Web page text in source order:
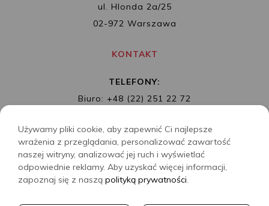
ul. Hlonda 2a/25
02-972 Warszawa
KONTAKT
TELEFONY:
Biuro: +48 (22) 251 22 72
MAIL: biuro@wydawnictwoalbatros.com
Używamy pliki cookie, aby zapewnić Ci najlepsze
wrażenia z przeglądania, personalizować zawartość
naszej witryny, analizować jej ruch i wyświetlać
odpowiednie reklamy. Aby uzyskać więcej informacji,
zapoznaj się z naszą polityką prywatności.